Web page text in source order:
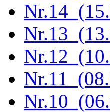
Nr.14
Nr.13
Nr.12
Nr.11
Nr.10